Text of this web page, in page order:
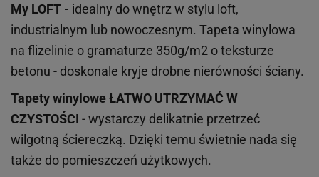
My LOFT - idealny do wnętrz w stylu loft,
industrialnym lub nowoczesnym. Tapeta winylowa
na flizelinie o gramaturze 350g/m2 o teksturze
betonu - doskonale kryje drobne nierówności ściany.
Tapety winyloweŁATWO UTRZYMAĆ W
CZYSTOŚCI - wystarczy delikatnie przetrzeć
wilgotną ściereczką. Dzięki temu świetnie nada się
także do pomieszczeń użytkowych.